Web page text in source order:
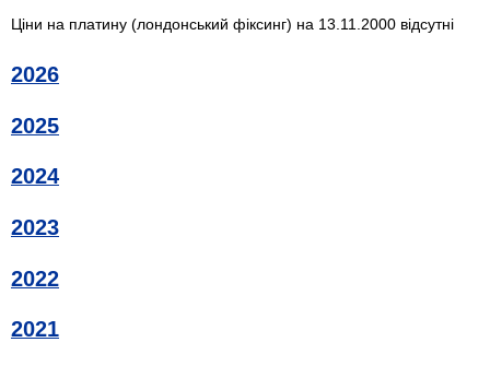
Ціни на платину (лондонський фіксинг) на 13.11.2000 відсутні
2026
2025
2024
2023
2022
2021